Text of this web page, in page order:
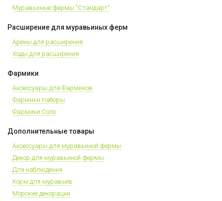
Муравьиные фермы "Стандарт"
Расширение для муравьиных ферм
Арены для расширения
Ходы для расширения
Фармики
Аксессуары для Фармиков
Фармики Наборы
Фармики Соло
Дополнительные товары
Аксессуары для муравьиной фермы
Декор для муравьиной фермы
Для наблюдения
Корм для муравьев
Морские декорации